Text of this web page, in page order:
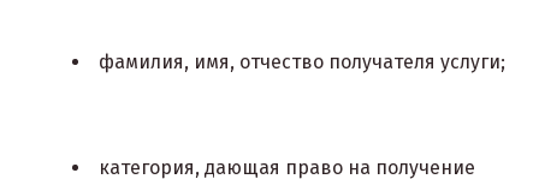
фамилия, имя, отчество получателя услуги;
категория, дающая право на получение